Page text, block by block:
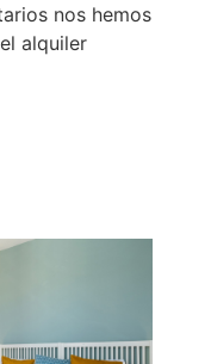
nos hemos
alquiler